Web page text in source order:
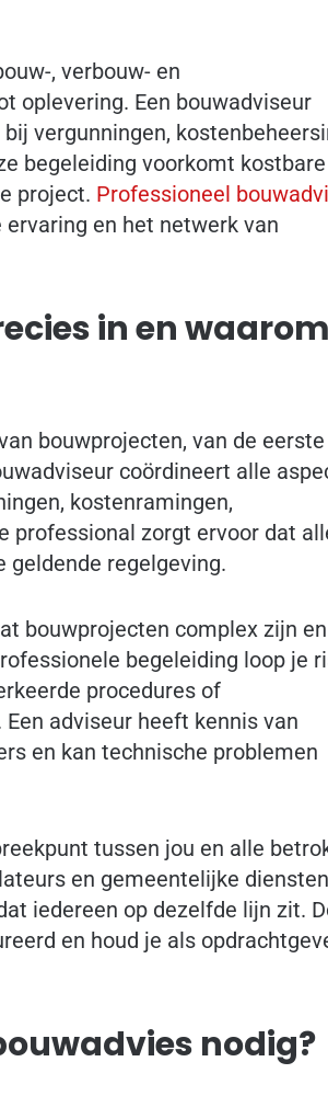
, verbouw- en
oplevering. Een bouwadviseur
vergunningen,
begeleiding voorkomt kostbare
project. Professioneel
en het netwerk van
in en
bouwprojecten, van de eerste
coördineert alle
kostenramingen,
professional zorgt ervoor dat
geldende regelgeving.
bouwprojecten complex zijn
begeleiding loop je
procedures of
adviseur heeft kennis van
en kan technische problemen
tussen jou en alle
en gemeentelijke
iedereen op dezelfde lijn zit.
en houd je als
nodig?